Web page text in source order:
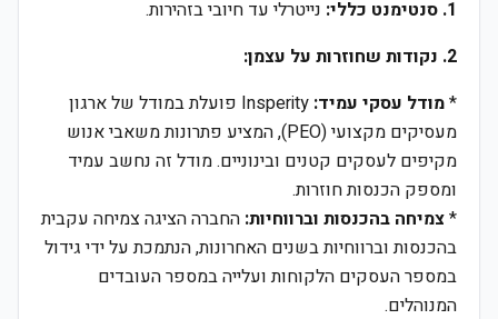
1. סנטימנט כללי:
נייטרלי עד חיובי בזהירות.
2. נקודות שחוזרות על עצמן:
*מודל עסקי עמיד:
Insperity פועלת במודל של ארגון
מעסיקים מקצועי (PEO), המציע פתרונות משאבי אנוש
מקיפים לעסקים קטנים ובינוניים. מודל זה נחשב עמיד
ומספק הכנסות חוזרות.
*צמיחה בהכנסות וברווחיות: החברה הציגה צמיחה עקבית
בהכנסות וברווחיות בשנים האחרונות, הנתמכת על ידי גידול
במספר העסקים הלקוחות ועלייה במספר העובדים
המנוהלים.